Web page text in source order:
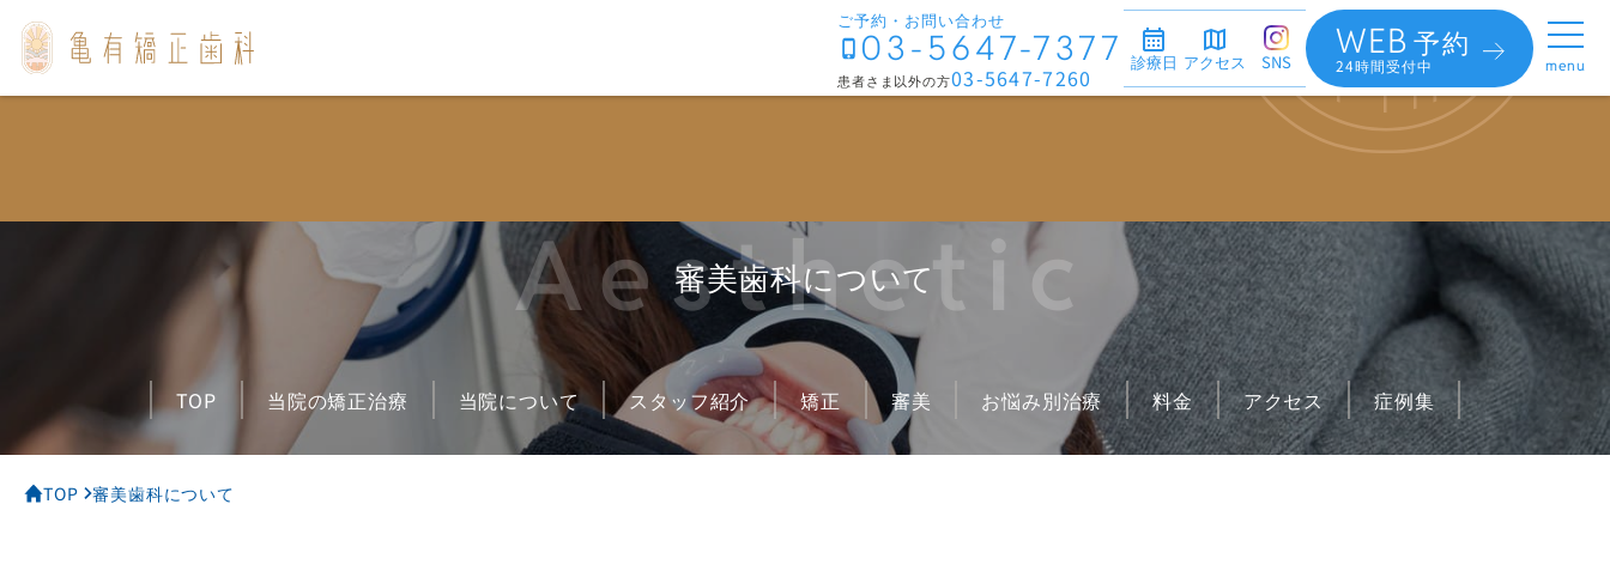
ご予約・お問い合わせ
03-5647-7377
患者さま以外の方03-5647-7260
診療日 アクセス SNS WEB予約
24時間受付中 menu
当院の矯正治療
当院について
スタッフ紹介
矯正治療について
お悩み別治療
審美歯科について
表側矯正
マウスピース矯正
部分矯正
小児矯正
矯正中の治療について
出っ歯
受け口
ロゴボ
噛み合わせが深い
すきっ歯
審美歯科について
Aesthetic
TOP 審美歯科について
TOP 当院の矯正治療 当院について スタッフ紹介 矯正 審美 お悩み別治療 料金 アクセス 症例集